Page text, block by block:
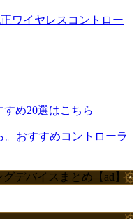
ワイヤレスコントロー
すめ20選はこちら
おすすめコントローラ
デバイスまとめ【ad】